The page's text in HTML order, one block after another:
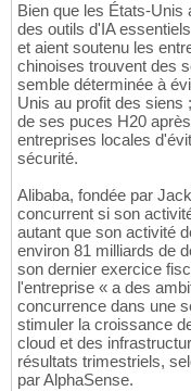
Bien que les États-Unis
des outils d'IA
et aient soutenu les
chinoises trouvent des
semble déterminée à
Unis au profit des siens
de ses puces H20
entreprises locales
sécurité.
Alibaba, fondée par
concurrent si son
autant que son activité
environ 81 milliards de
son dernier exercice
l'entreprise « a des
concurrence dans une
stimuler la croissance
cloud et des
résultats trimestriels,
par AlphaSense.